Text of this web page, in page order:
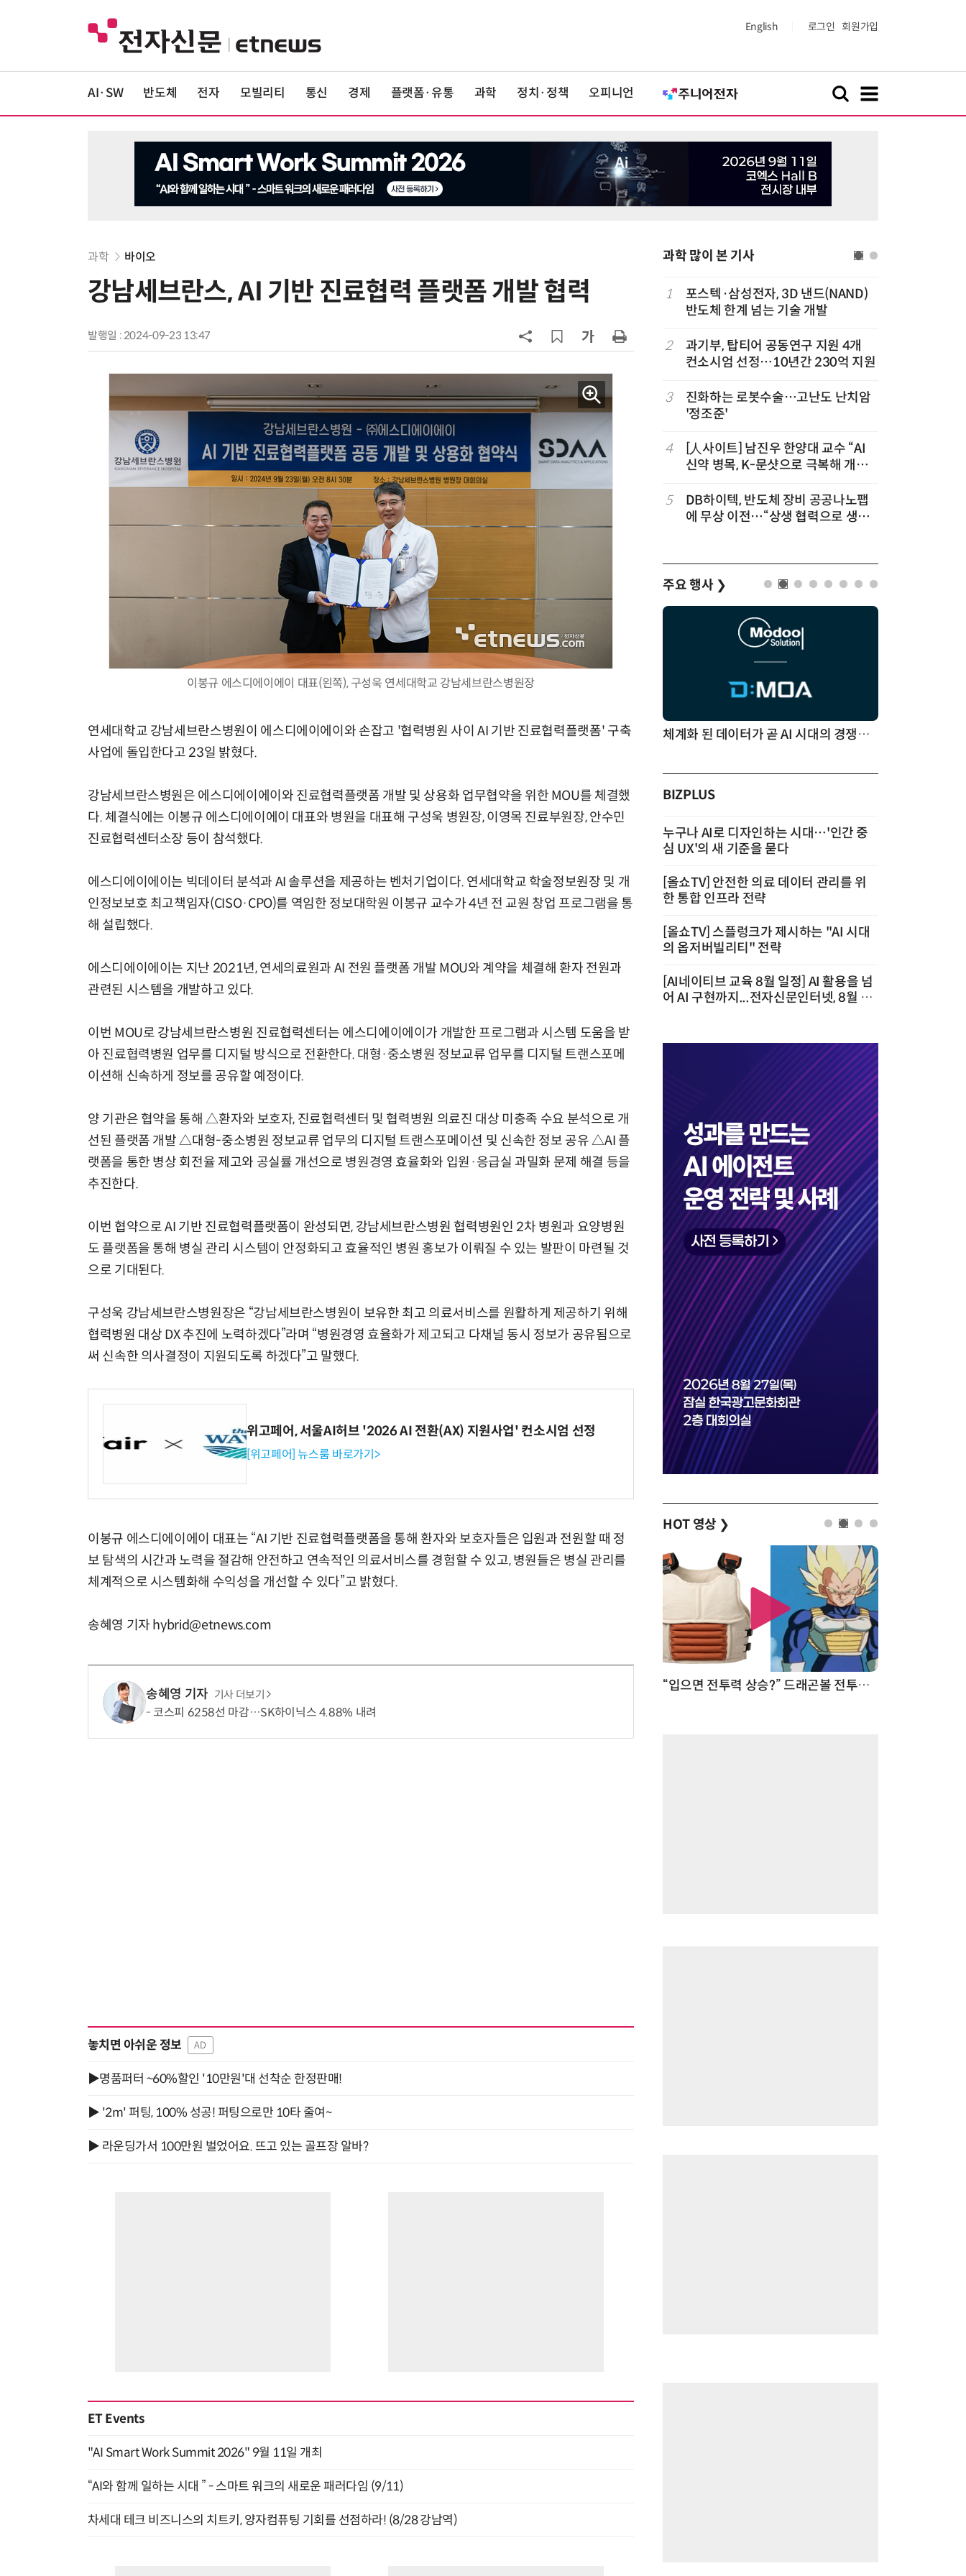
English 로그인 회원가입
AI·SW 반도체 전자 모빌리티 통신 경제 플랫폼·유통 과학 정치·정책 오피니언
과학 바이오
강남세브란스, AI 기반 진료협력 플랫폼 개발 협력
발행일 : 2024-09-23 13:47
이봉규 에스디에이에이 대표(왼쪽), 구성욱 연세대학교 강남세브란스병원장
연세대학교 강남세브란스병원이 에스디에이에이와 손잡고 '협력병원 사이 AI 기반 진료협력플랫폼' 구축
사업에 돌입한다고 23일 밝혔다.
강남세브란스병원은 에스디에이에이와 진료협력플랫폼 개발 및 상용화 업무협약을 위한 MOU를 체결했
다. 체결식에는 이봉규 에스디에이에이 대표와 병원을 대표해 구성욱 병원장, 이영목 진료부원장, 안수민
진료협력센터소장 등이 참석했다.
에스디에이에이는 빅데이터 분석과 AI 솔루션을 제공하는 벤처기업이다. 연세대학교 학술정보원장 및 개
인정보보호 최고책임자(CISO·CPO)를 역임한 정보대학원 이봉규 교수가 4년 전 교원 창업 프로그램을 통
해 설립했다.
에스디에이에이는 지난 2021년, 연세의료원과 AI 전원 플랫폼 개발 MOU와 계약을 체결해 환자 전원과
관련된 시스템을 개발하고 있다.
이번 MOU로 강남세브란스병원 진료협력센터는 에스디에이에이가 개발한 프로그램과 시스템 도움을 받
아 진료협력병원 업무를 디지털 방식으로 전환한다. 대형·중소병원 정보교류 업무를 디지털 트랜스포메
이션해 신속하게 정보를 공유할 예정이다.
양 기관은 협약을 통해 △환자와 보호자, 진료협력센터 및 협력병원 의료진 대상 미충족 수요 분석으로 개
선된 플랫폼 개발 △대형-중소병원 정보교류 업무의 디지털 트랜스포메이션 및 신속한 정보 공유 △AI 플
랫폼을 통한 병상 회전율 제고와 공실률 개선으로 병원경영 효율화와 입원·응급실 과밀화 문제 해결 등을
추진한다.
이번 협약으로 AI 기반 진료협력플랫폼이 완성되면, 강남세브란스병원 협력병원인 2차 병원과 요양병원
도 플랫폼을 통해 병실 관리 시스템이 안정화되고 효율적인 병원 홍보가 이뤄질 수 있는 발판이 마련될 것
으로 기대된다.
구성욱 강남세브란스병원장은 “강남세브란스병원이 보유한 최고 의료서비스를 원활하게 제공하기 위해
협력병원 대상 DX 추진에 노력하겠다”라며 “병원경영 효율화가 제고되고 다채널 동시 정보가 공유됨으로
써 신속한 의사결정이 지원되도록 하겠다”고 말했다.
위고페어, 서울AI허브 '2026 AI 전환(AX) 지원사업' 컨소시엄 선정
[위고페어] 뉴스룸 바로가기>
이봉규 에스디에이에이 대표는 “AI 기반 진료협력플랫폼을 통해 환자와 보호자들은 입원과 전원할 때 정
보 탐색의 시간과 노력을 절감해 안전하고 연속적인 의료서비스를 경험할 수 있고, 병원들은 병실 관리를
체계적으로 시스템화해 수익성을 개선할 수 있다”고 밝혔다.
송혜영 기자 hybrid@etnews.com
송혜영 기자 기사 더보기
코스피 6258선 마감…SK하이닉스 4.88% 내려
놓치면 아쉬운 정보 AD
▶명품퍼터 ~60%할인 '10만원'대 선착순 한정판매!
▶ '2m' 퍼팅, 100% 성공! 퍼팅으로만 10타 줄여~
▶ 라운딩가서 100만원 벌었어요. 뜨고 있는 골프장 알바?
ET Events
"AI Smart Work Summit 2026" 9월 11일 개최
“AI와 함께 일하는 시대 ” - 스마트 워크의 새로운 패러다임 (9/11)
차세대 테크 비즈니스의 치트키, 양자컴퓨팅 기회를 선점하라! (8/28 강남역)
과학 많이 본 기사
6
KIST, 기존 반도체 공정으로 전기·
“망막 찍자 심혈관 고위험 판정”…정
8
[K-과학인재 고등학생 캠프] 반도체
·바이오 실험에 더위도 잊었다…
“내년 2기로 이어집니다”
9
[르포]아이들이 직접 첨단 전자현미
경 다루며 과학원리 체득...과학체험
제공 '주니어닥터' 현장
1
포스텍·삼성전자, 3D 낸드(NAND)
반도체 한계 넘는 기술 개발
2
과기부, 탑티어 공동연구 지원 4개
컨소시엄 선정…10년간 230억 지원
3
진화하는 로봇수술…고난도 난치암
'정조준'
4
[人사이트] 남진우 한양대 교수 “AI
신약 병목, K-문샷으로 극복해 개발
5
DB하이텍, 반도체 장비 공공나노팹
에 무상 이전…“상생 협력으로 생태
주요 행사 ❯
AI Native Enterprise를 지원하는 AI Ready Data 플랫폼 활용 전략 AI 시대의 옵저버빌리티: GPU·LLM 모니터링부터 AI 기반 장애 대응까지 체계화 된 데이터가 곧 AI 시대의 경쟁력이다
BIZPLUS
누구나 AI로 디자인하는 시대…'인간 중
심 UX'의 새 기준을 묻다
[올쇼TV] 안전한 의료 데이터 관리를 위
한 통합 인프라 전략
[올쇼TV] 스플렁크가 제시하는 "AI 시대
의 옵저버빌리티" 전략
[AI네이티브 교육 8월 일정] AI 활용을 넘
어 AI 구현까지...전자신문인터넷, 8월 실
HOT 영상 ❯
“입으면 전투력 상승?” 드래곤볼 전투복 닮은 중량조끼